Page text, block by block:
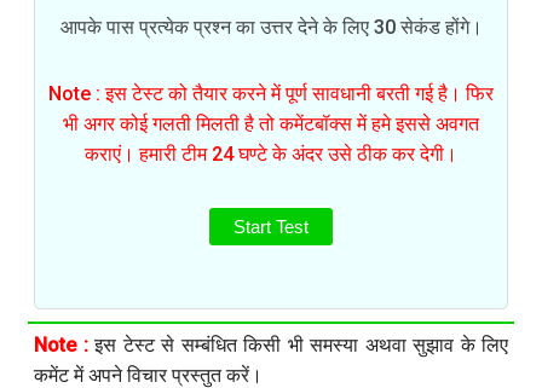
आपके पास प्रत्येक प्रश्न का उत्तर देने के लिए 30 सेकंड होंगे।
Note : इस टेस्ट को तैयार करने में पूर्ण सावधानी बरती गई है। फिर
भी अगर कोई गलती मिलती है तो कमेंटबॉक्स में हमे इससे अवगत
कराएं। हमारी टीम 24 घण्टे के अंदर उसे ठीक कर देगी।
Start Test
Note :इस टेस्ट से सम्बंधित किसी भी समस्या अथवा सुझाव के लिए
कमेंट में अपने विचार प्रस्तुत करें।